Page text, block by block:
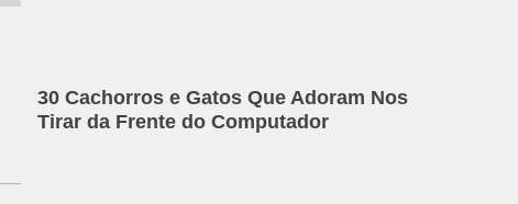
30 Cachorros e Gatos Que Adoram Nos
Tirar da Frente do Computador